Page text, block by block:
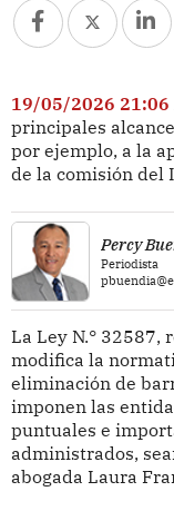
19/05/2026 21:06
principales
por ejemplo, a la
de la comisión del
Percy
Periodista
La Ley N.° 32587,
modifica la
eliminación de
imponen las
puntuales e
administrados,
abogada Laura